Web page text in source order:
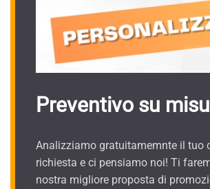
Preventivo su
Analizziamo gratuitamemnte il tuo
richiesta e ci pensiamo noi! Ti
nostra migliore proposta di